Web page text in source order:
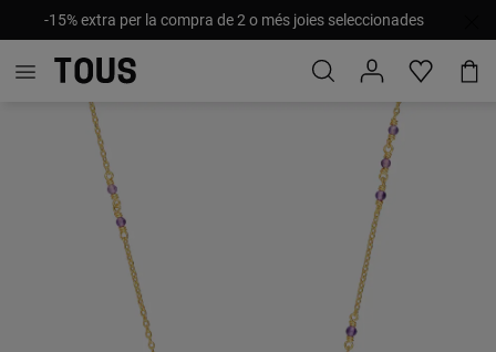
-15% extra per la compra de 2 o més joies seleccionades